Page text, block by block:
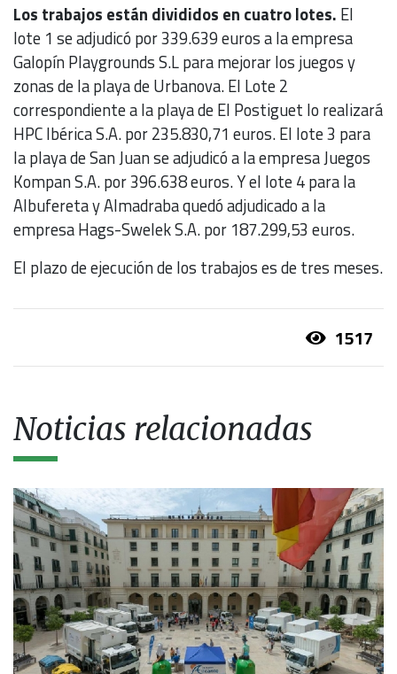
Los trabajos están divididos en cuatro lotes. El
lote 1 se adjudicó por 339.639 euros a la empresa
Galopín Playgrounds S.L para mejorar los juegos y
zonas de la playa de Urbanova. El Lote 2
correspondiente a la playa de El Postiguet lo realizará
HPC Ibérica S.A. por 235.830,71 euros. El lote 3 para
la playa de San Juan se adjudicó a la empresa Juegos
Kompan S.A. por 396.638 euros. Y el lote 4 para la
Albufereta y Almadraba quedó adjudicado a la
empresa Hags-Swelek S.A. por 187.299,53 euros.
El plazo de ejecución de los trabajos es de tres meses.
1517
Noticias relacionadas